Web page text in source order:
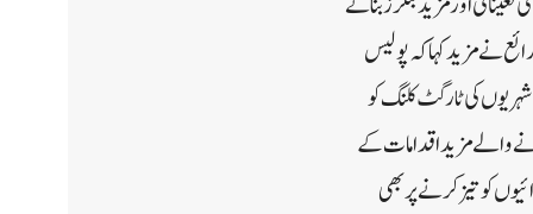
نے مزید کہا کہ پولیس
شہریوں کی ٹارگٹ کلنگ کو
والے مزید اقدامات کے
کو تیز کرنے پر بھی